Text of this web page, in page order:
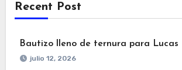
Recent Post
Bautizo lleno de ternura para Lucas
julio 12, 2026